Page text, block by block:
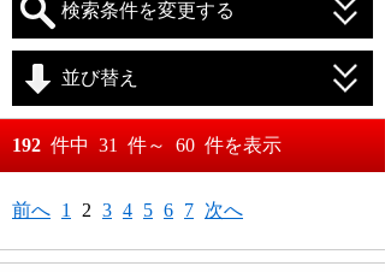
検索条件を変更する
月 日～
月 日
並び替え
おすすめ順
料金が高い順
192 件中 31 件～ 60 件を表示
前へ 1 2 3 4 5 6 7 次へ